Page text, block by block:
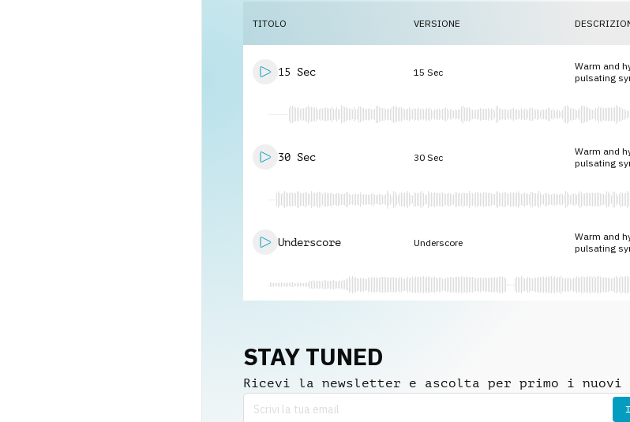
TITOLO VERSIONE
15 Sec 15 Sec
Warm and
pulsating
30 Sec 30 Sec
Warm and
pulsating
Underscore Underscore
Warm and
pulsating
STAY TUNED
Ricevi la newsletter e ascolta per primo i nuovi